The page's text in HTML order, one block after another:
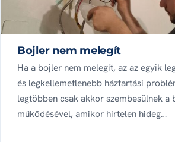
Bojler nem melegít
Ha a bojler nem melegít, az az egyik
és legkellemetlenebb háztartási
legtöbben csak akkor szembesülnek a
működésével, amikor hirtelen hideg…